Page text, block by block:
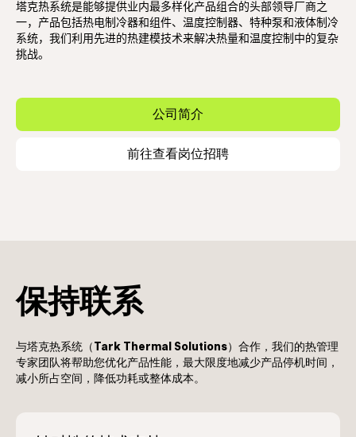
塔克热系统是能够提供业内最多样化产品组合的头部领导厂商之
一，产品包括热电制冷器和组件、温度控制器、特种泵和液体制冷
系统，我们利用先进的热建模技术来解决热量和温度控制中的复杂
挑战。
公司简介
前往查看岗位招聘
保持联系
与塔克热系统（ Tark Thermal Solutions）合作，我们的热管理
专家团队将帮助您优化产品性能，最大限度地减少产品停机时间，
减小所占空间，降低功耗或整体成本。